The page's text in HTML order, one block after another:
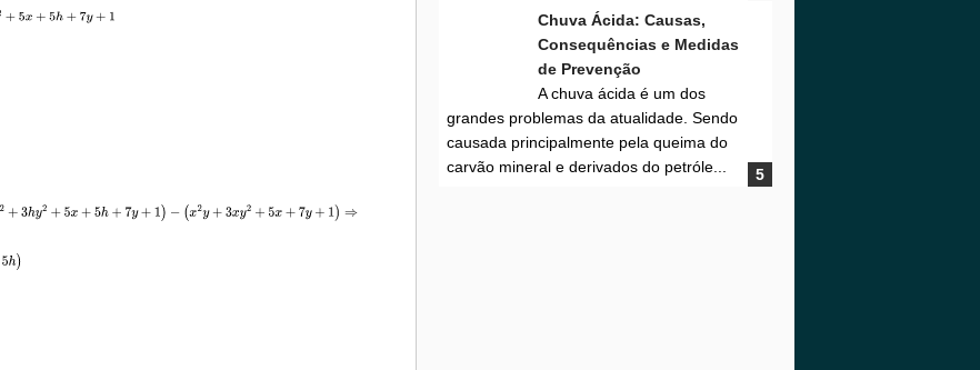
)−( x2y+ xy 2+5 x+ 7y+ 1) ⇒
Chuva Ácida: Causas,
Consequências e Medidas
de Prevenção
A chuva ácida é um dos
grandes problemas da atualidade. Sendo
causada principalmente pela queima do
carvão mineral e derivados do petróle...